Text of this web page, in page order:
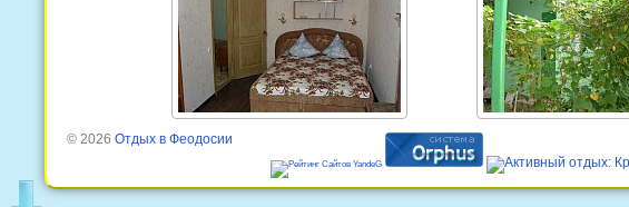
© 2026 Отдых в Феодосии